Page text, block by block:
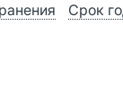
Срок